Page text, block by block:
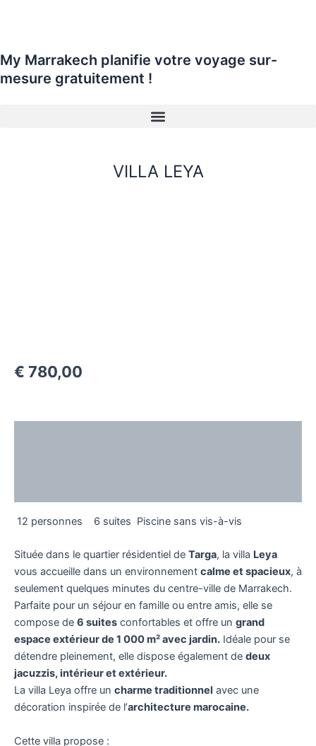
My Marrakech planifie votre voyage sur-
mesure gratuitement !
VILLA LEYA
€ 780,00
12 personnes 6 suites Piscine sans vis-à-vis
Située dans le quartier résidentiel de Targa, la villa Leya
vous accueille dans un environnement calme et spacieux, à
seulement quelques minutes du centre-ville de Marrakech.
Parfaite pour un séjour en famille ou entre amis, elle se
compose de 6 suites confortables et offre un grand
espace extérieur de 1 000 m² avec jardin. Idéale pour se
détendre pleinement, elle dispose également de deux
jacuzzis, intérieur et extérieur.
La villa Leya offre un charme traditionnel avec une
décoration inspirée de l’architecture marocaine.
Cette villa propose :